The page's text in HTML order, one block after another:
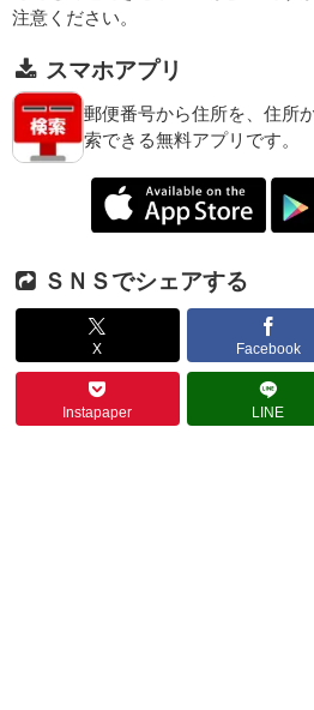
注意ください。
スマホアプリ
郵便番号から住所を、住所
索できる無料アプリです。
ＳＮＳでシェアする
X Facebook
Instapaper LINE